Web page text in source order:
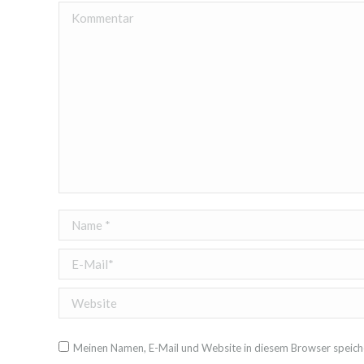
Kommentar
Name *
E-Mail *
Website
Meinen Namen, E-Mail und Website in diesem Browser